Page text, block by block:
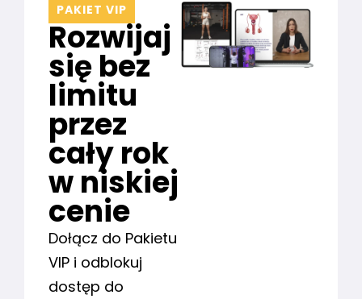
PAKIET VIP
Rozwijaj
się bez
limitu
przez
cały rok
w niskiej
cenie
Dołącz do Pakietu
VIP i odblokuj
dostęp do